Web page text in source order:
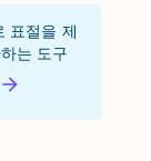
표절을 제
는 도구